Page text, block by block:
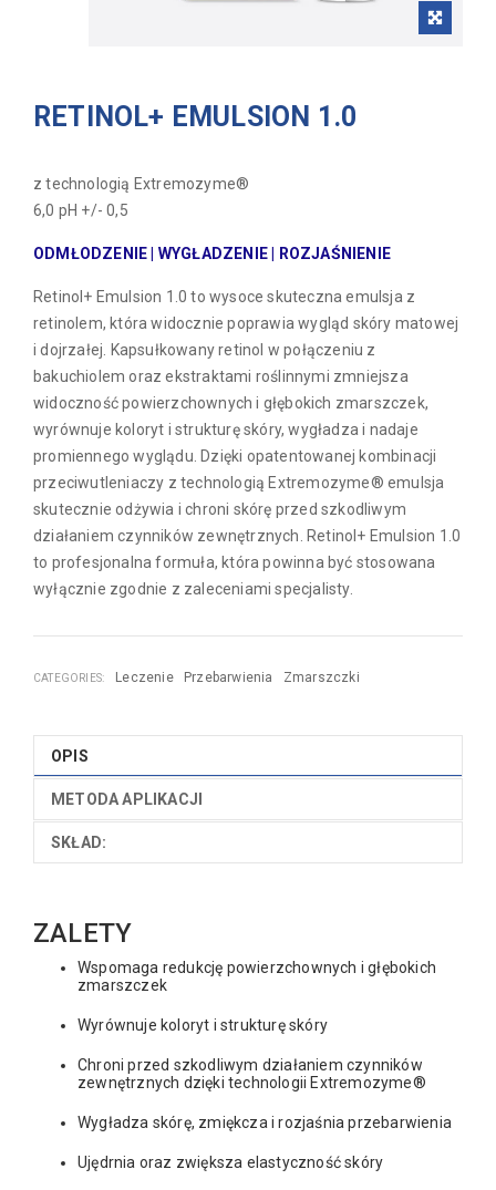
RETINOL+ EMULSION 1.0
z technologią Extremozyme®
6,0 pH +/- 0,5
ODMŁODZENIE | WYGŁADZENIE | ROZJAŚNIENIE
Retinol+ Emulsion 1.0 to wysoce skuteczna emulsja z
retinolem, która widocznie poprawia wygląd skóry matowej
i dojrzałej. Kapsułkowany retinol w połączeniu z
bakuchiolem oraz ekstraktami roślinnymi zmniejsza
widoczność powierzchownych i głębokich zmarszczek,
wyrównuje koloryt i strukturę skóry, wygładza i nadaje
promiennego wyglądu. Dzięki opatentowanej kombinacji
przeciwutleniaczy z technologią Extremozyme® emulsja
skutecznie odżywia i chroni skórę przed szkodliwym
działaniem czynników zewnętrznych. Retinol+ Emulsion 1.0
to profesjonalna formuła, która powinna być stosowana
wyłącznie zgodnie z zaleceniami specjalisty.
CATEGORIES: Leczenie Przebarwienia Zmarszczki
OPIS
METODA APLIKACJI
SKŁAD:
ZALETY
Wspomaga redukcję powierzchownych i głębokich
zmarszczek
Wyrównuje koloryt i strukturę skóry
Chroni przed szkodliwym działaniem czynników
zewnętrznych dzięki technologii Extremozyme®
Wygładza skórę, zmiękcza i rozjaśnia przebarwienia
Ujędrnia oraz zwiększa elastyczność skóry